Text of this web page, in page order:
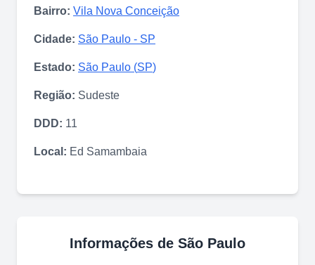
Bairro: Vila Nova Conceição
Cidade: São Paulo - SP
Estado: São Paulo (SP)
Região: Sudeste
DDD: 11
Local: Ed Samambaia
Informações de São Paulo